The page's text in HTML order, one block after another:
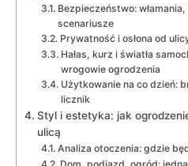
Bezpieczeństwo:
scenariusze
Prywatność i osłona od
Hałas, kurz i światła
wrogowie ogrodzenia
Użytkowanie na co dzień:
licznik
Styl i estetyka: jak
ulicą
Analiza otoczenia: gdzie